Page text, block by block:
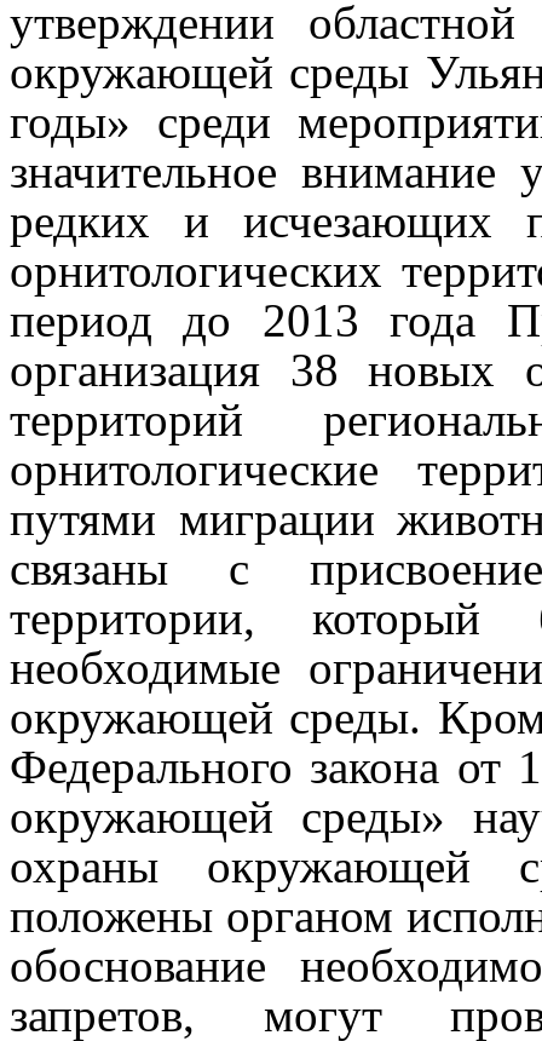
утверждении
окружающей среды
годы» среди
значительное внимание
редких и исчезающих
орнитологических
период до 2013 года
организация 38 новых
территорий
орнитологические
путями миграции
связаны с
территории,
необходимые
окружающей среды.
Федерального закона
окружающей среды»
охраны окружающей
положены органом
обоснование
запретов, могут